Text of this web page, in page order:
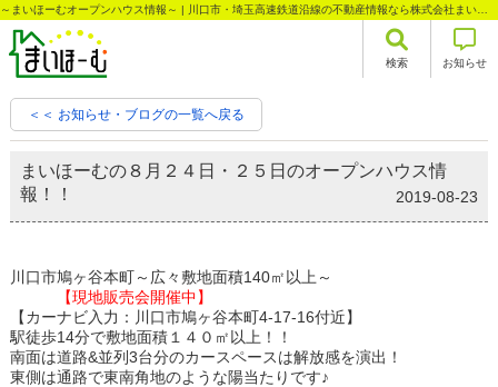
検索 お知らせ
＜＜ お知らせ・ブログの一覧へ戻る
まいほーむの８月２４日・２５日のオープンハウス情
報！！
2019-08-23
川口市鳩ヶ谷本町～広々敷地面積140㎡以上～
【現地販売会開催中】
【カーナビ入力：川口市鳩ヶ谷本町4-17-16付近】
駅徒歩14分で敷地面積１４０㎡以上！！
南面は道路&並列3台分のカースペースは解放感を演出！
東側は通路で東南角地のような陽当たりです♪